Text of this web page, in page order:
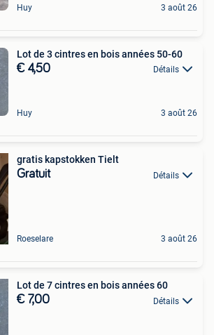
Huy 3 août 26
Lot de 3 cintres en bois années 50-60
€ 4,50 Détails
Huy 3 août 26
gratis kapstokken Tielt
Gratuit Détails
Roeselare 3 août 26
Lot de 7 cintres en bois années 60
€ 7,00 Détails